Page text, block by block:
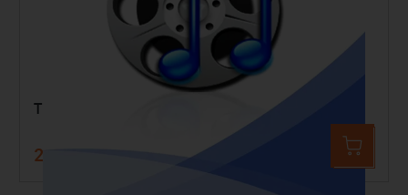
Tipard Musik Converter
21,99 €